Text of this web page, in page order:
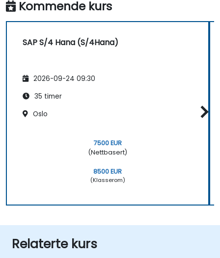
Kommende kurs
SAP S/4 Hana (S/4Hana)
2026-09-24 09:30
35 timer
Oslo
7500 EUR
(Nettbasert)
8500 EUR
(Klasserom)
Relaterte kurs